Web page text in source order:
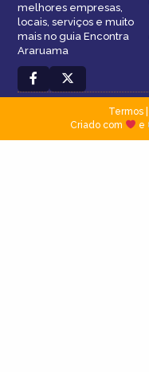
melhores empresas,
locais, serviços e muito
mais no guia Encontra
Araruama
Termos|
Criado com
e